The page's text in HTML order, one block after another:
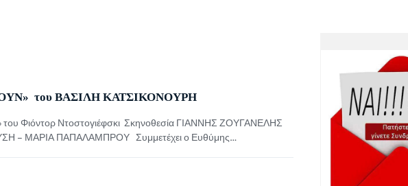
του ΒΑΣΙΛΗ ΚΑΤΣΙΚΟΝΟΥΡΗ
του Φιόντορ Ντοστογιέφσκι Σκηνοθεσία ΓΙΑΝΝΗΣ ΖΟΥΓΑΝΕΛΗΣ
– ΜΑΡΙΑ ΠΑΠΑΛΑΜΠΡΟΥ Συμμετέχει ο Ευθύμης
[…]